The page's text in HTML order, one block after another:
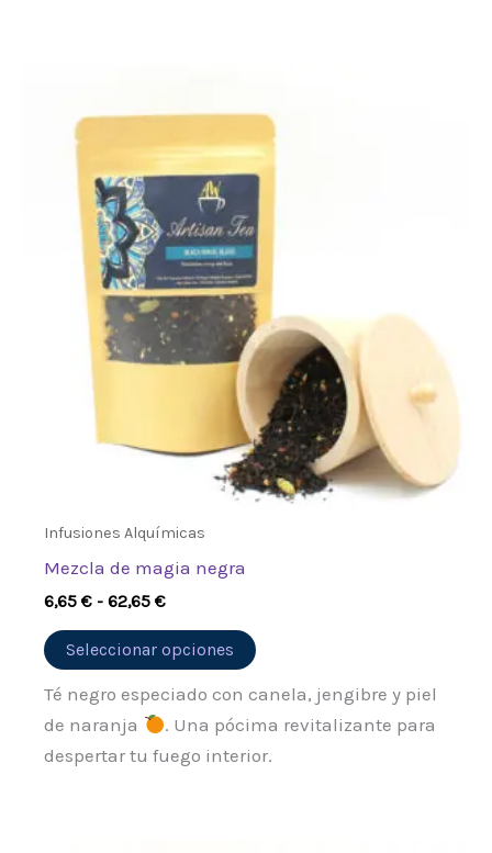
Infusiones Alquímicas
Mezcla de magia negra
6,65€ - 62,65€
precios:
6,65 €
hasta
62,65 €
Seleccionar opciones
tiene
múltiples
variantes.
Las
se
pueden
elegir
la
página
de
producto
Té negro especiado con canela, jengibre y piel
de naranja
. Una pócima revitalizante para
despertar tu fuego interior.